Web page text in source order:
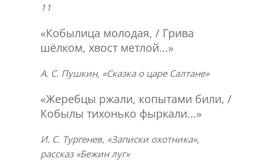
11
«Кобылица молодая, / Грива
шёлком, хвост метлой...»
А. С. Пушкин, «Сказка о царе Салтане»
«Жеребцы ржали, копытами били, /
Кобылы тихонько фыркали...»
И. С. Тургенев, «Записки охотника»,
рассказ «Бежин луг»